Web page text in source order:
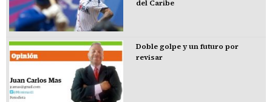
del Caribe
Doble golpe y un futuro por
revisar